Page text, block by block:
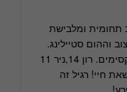
תחומית ומלבישת
וההום סטיילינג.
נשואה לאסף ואמא לשלושה בנים מקסימים. רון 14,ניר 11
חיי! רגיל זה